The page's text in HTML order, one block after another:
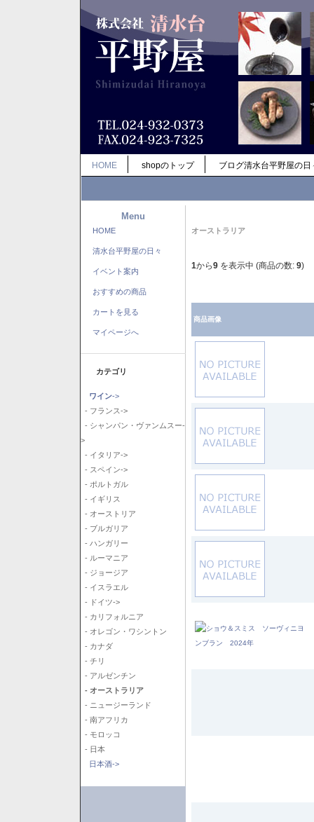
HOME shopのトップ ブログ清水台平野屋の日
Menu
HOME
清水台平野屋の日々
イベント案内
おすすめの商品
カートを見る
マイページへ
カテゴリ
ワイン->
- フランス->
- シャンパン・ヴァンムスー-
>
- イタリア->
- スペイン->
- ポルトガル
- イギリス
- オーストリア
- ブルガリア
- ハンガリー
- ルーマニア
- ジョージア
- イスラエル
- ドイツ->
- カリフォルニア
- オレゴン・ワシントン
- カナダ
- チリ
- アルゼンチン
- オーストラリア
- ニュージーランド
- 南アフリカ
- モロッコ
- 日本
日本酒->
オーストラリア
1から9 を表示中 (商品の数: 9)
商品画像